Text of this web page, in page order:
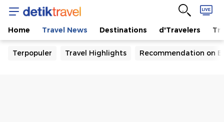
Home Travel News Destinations d'Travelers
Terpopuler Travel Highlights Recommendation on